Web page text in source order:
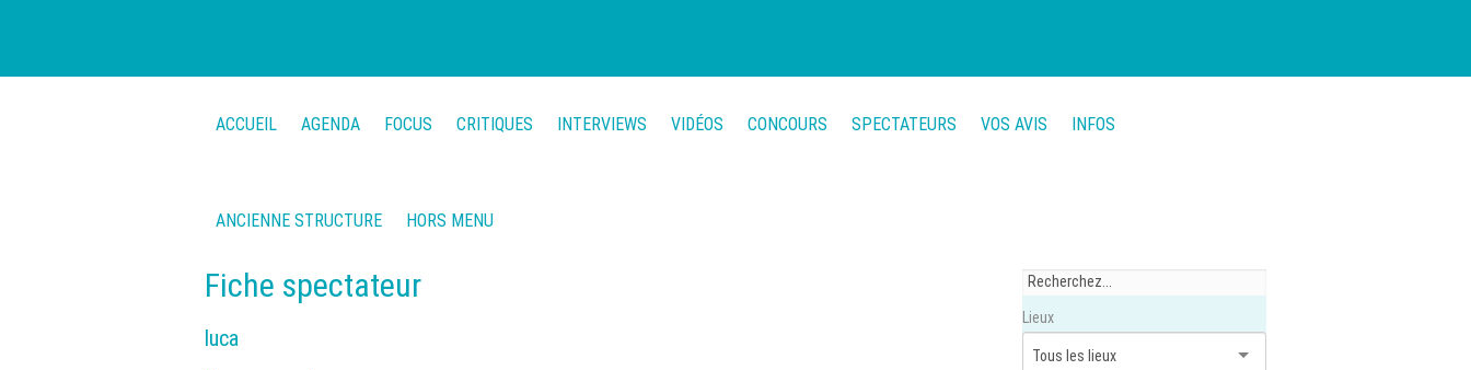
ACCUEIL AGENDA FOCUS CRITIQUES INTERVIEWS VIDÉOS CONCOURS SPECTATEURS VOS AVIS INFOS
ANCIENNE STRUCTURE HORS MENU
Fiche spectateur
luca
Lieux